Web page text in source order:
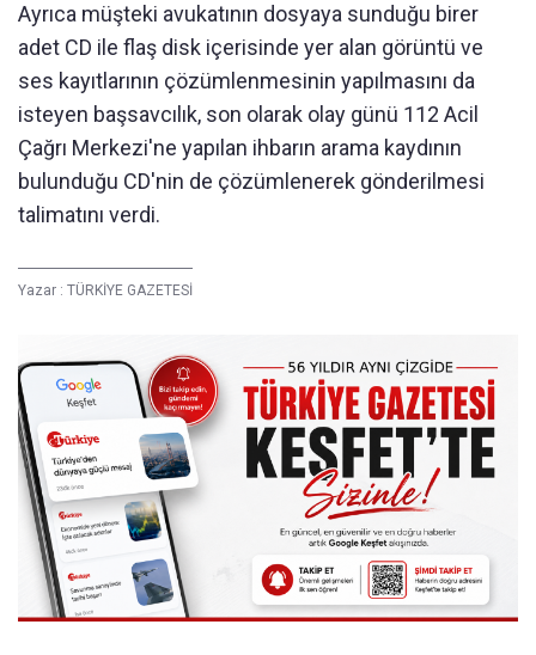
Ayrıca müşteki avukatının dosyaya sunduğu birer
adet CD ile flaş disk içerisinde yer alan görüntü ve
ses kayıtlarının çözümlenmesinin yapılmasını da
isteyen başsavcılık, son olarak olay günü 112 Acil
Çağrı Merkezi'ne yapılan ihbarın arama kaydının
bulunduğu CD'nin de çözümlenerek gönderilmesi
talimatını verdi.
Yazar : TÜRKİYE GAZETESİ